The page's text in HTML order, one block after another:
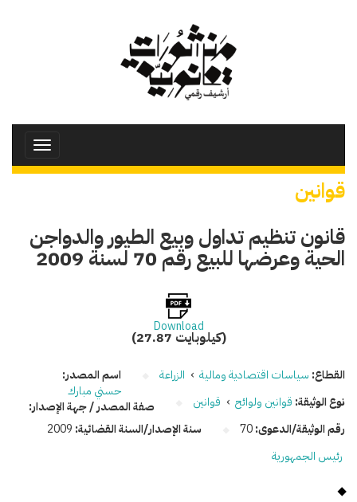
Toggle
قوانين
قانون تنظيم تداول وبيع الطيور والدواجن
الحية وعرضها للبيع رقم 70 لسنة 2009
Download
(27.87 كيلوبايت)
القطاع: سياسات اقتصادية ومالية › الزراعة
نوع الوثيقة: قوانين ولوائح › قوانين
رقم الوثيقة/الدعوى:70 سنة الإصدار/السنة القضائية: 2009
اسم المصدر:
حسني مبارك
صفة المصدر / جهة الإصدار:
رئيس الجمهورية